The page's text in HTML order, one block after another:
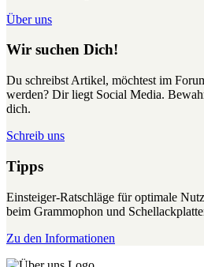
Über uns
Wir suchen Dich!
Du schreibst Artikel, möchtest im
werden? Dir liegt Social Media.
dich.
Schreib uns
Tipps
Einsteiger-Ratschläge für optimale
beim Grammophon und
Zu den Informationen